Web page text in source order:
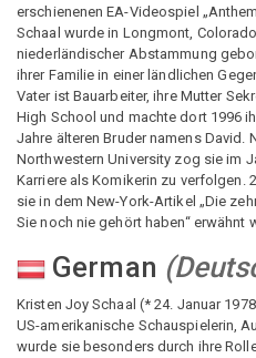
erschienenen EA-Videospiel
Schaal wurde in Longmont,
niederländischer Abstammung
ihrer Familie in einer ländlichen
Vater ist Bauarbeiter, ihre Mutter
High School und machte dort 1996
Jahre älteren Bruder namens David.
Northwestern University zog sie im
Karriere als Komikerin zu verfolgen.
sie in dem New-York-Artikel „Die
Sie noch nie gehört haben“ erwähnt
German (
Kristen Joy Schaal (* 24. Januar
US-amerikanische Schauspielerin,
wurde sie besonders durch ihre